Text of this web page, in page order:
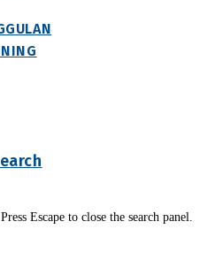
Press Escape to close the search panel.